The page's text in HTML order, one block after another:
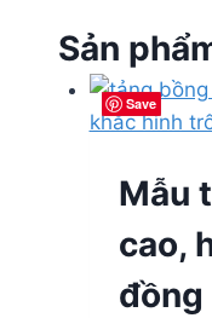
Sản
Save
Mẫu
cao,
đồng
Save
Save
Save